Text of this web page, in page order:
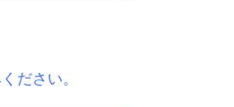
ださい。